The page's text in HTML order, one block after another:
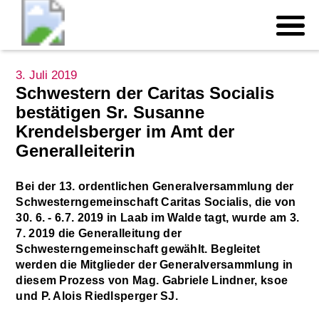
3. Juli 2019
Schwestern der Caritas Socialis
bestätigen Sr. Susanne
Krendelsberger im Amt der
Generalleiterin
Bei der 13. ordentlichen Generalversammlung der
Schwesterngemeinschaft Caritas Socialis, die von
30. 6. - 6.7. 2019 in Laab im Walde tagt, wurde am 3.
7. 2019 die Generalleitung der
Schwesterngemeinschaft gewählt. Begleitet
werden die Mitglieder der Generalversammlung in
diesem Prozess von Mag. Gabriele Lindner, ksoe
und P. Alois Riedlsperger SJ.